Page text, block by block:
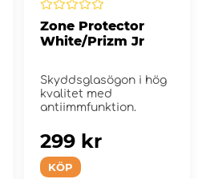
Zone Protector
White/Prizm Jr
Skyddsglasögon i hög
kvalitet med
antiimmfunktion.
KÖP
299 kr